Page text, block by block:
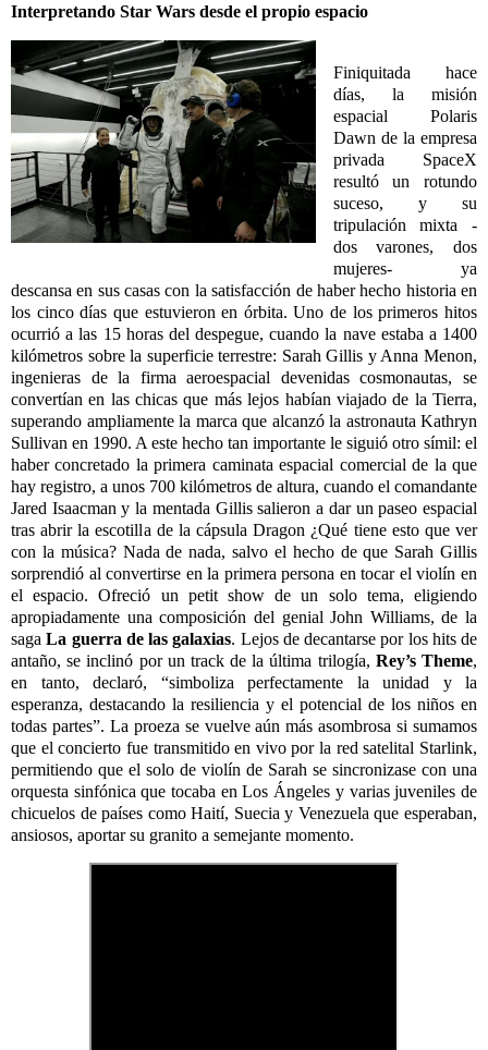
Interpretando Star Wars desde el propio espacio
Finiquitada hace
días, la misión
espacial Polaris
Dawn de la empresa
privada SpaceX
resultó un rotundo
suceso, y su
tripulación mixta -
dos varones, dos
mujeres- ya
descansa en sus casas con la satisfacción de haber hecho historia en
los cinco días que estuvieron en órbita. Uno de los primeros hitos
ocurrió a las 15 horas del despegue, cuando la nave estaba a 1400
kilómetros sobre la superficie terrestre: Sarah Gillis y Anna Menon,
ingenieras de la firma aeroespacial devenidas cosmonautas, se
convertían en las chicas que más lejos habían viajado de la Tierra,
superando ampliamente la marca que alcanzó la astronauta Kathryn
Sullivan en 1990. A este hecho tan importante le siguió otro símil: el
haber concretado la primera caminata espacial comercial de la que
hay registro, a unos 700 kilómetros de altura, cuando el comandante
Jared Isaacman y la mentada Gillis salieron a dar un paseo espacial
tras abrir la escotilla de la cápsula Dragon ¿Qué tiene esto que ver
con la música? Nada de nada, salvo el hecho de que Sarah Gillis
sorprendió al convertirse en la primera persona en tocar el violín en
el espacio. Ofreció un petit show de un solo tema, eligiendo
apropiadamente una composición del genial John Williams, de la
sagaLa guerra de las galaxias. Lejos de decantarse por los hits de
antaño, se inclinó por un track de la última trilogía, Rey’s Theme,
en tanto, declaró, “simboliza perfectamente la unidad y la
esperanza, destacando la resiliencia y el potencial de los niños en
todas partes”. La proeza se vuelve aún más asombrosa si sumamos
que el concierto fue transmitido en vivo por la red satelital Starlink,
permitiendo que el solo de violín de Sarah se sincronizase con una
orquesta sinfónica que tocaba en Los Ángeles y varias juveniles de
chicuelos de países como Haití, Suecia y Venezuela que esperaban,
ansiosos, aportar su granito a semejante momento.